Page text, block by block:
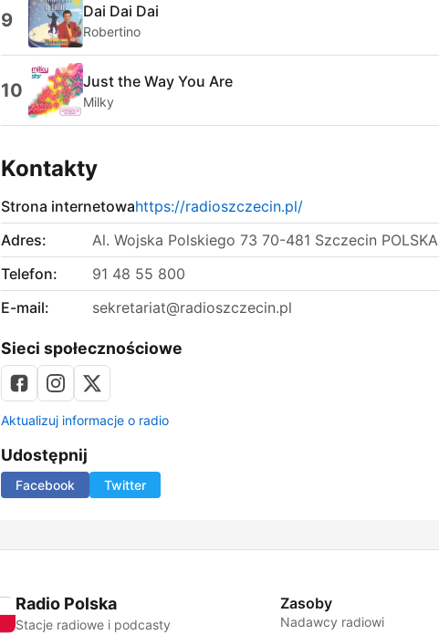
9 Dai Dai Dai
Robertino
10 Just the Way You Are
Milky
Kontakty
Strona internetowahttps://radioszczecin.pl/
Adres:
Al. Wojska Polskiego 73 70-481 Szczecin POLSKA
Telefon:
91 48 55 800
E-mail:
sekretariat@radioszczecin.pl
Sieci społecznościowe
Aktualizuj informacje o radio
Udostępnij
Facebook Twitter
Radio Polska
Stacje radiowe i podcasty
Zasoby
Nadawcy radiowi